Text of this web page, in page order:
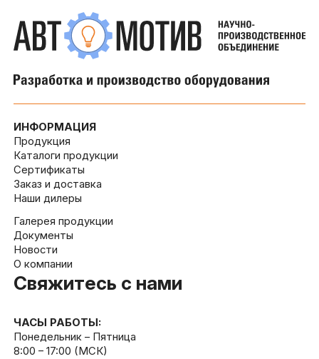
ИНФОРМАЦИЯ
Продукция
Каталоги продукции
Сертификаты
Заказ и доставка
Наши дилеры
Галерея продукции
Документы
Новости
О компании
Свяжитесь с нами
ЧАСЫ РАБОТЫ:
Понедельник – Пятница
8:00 – 17:00 (МСК)